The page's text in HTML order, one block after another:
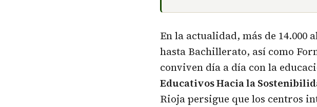
En la actualidad, más de 14.000
hasta Bachillerato, así como
conviven día a día con la
Educativos Hacia la
Rioja persigue que los centros